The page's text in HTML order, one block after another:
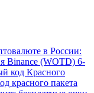
в России:
Binance (WOTD) 6-
код Красного
красного пакета